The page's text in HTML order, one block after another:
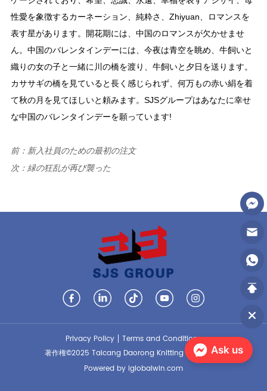
前： 新入社員のための最初の注文
次： 緑の狂乱が再び襲った
Privacy Policy
Terms and Conditions
著作権©2025 Taicang Daorong Knitting Co.、Ltd。
Powered by iglobalwin.com
Ask us